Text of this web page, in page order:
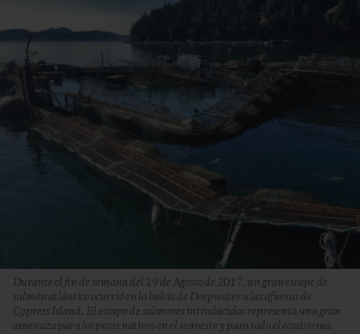
Durante el fin de semana del 19 de Agosto de 2017, un gran escape de
salmón atlántico ocurrió en la bahía de Deepwater a las afueras de
Cypress Island. El escape de salmones introducidos representa una gran
amenaza para los peces nativos en el noroeste y para todo el ecosistema.